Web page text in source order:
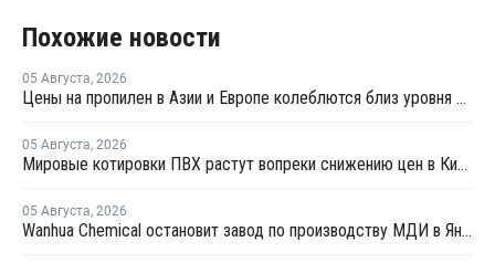
Похожие новости
05 Августа, 2026
Цены на пропилен в Азии и Европе колеблются близ уровня в USD1000
05 Августа, 2026
Мировые котировки ПВХ растут вопреки снижению цен в Китае
05 Августа, 2026
Wanhua Chemical остановит завод по производству МДИ в Яньтае для планового ремонта